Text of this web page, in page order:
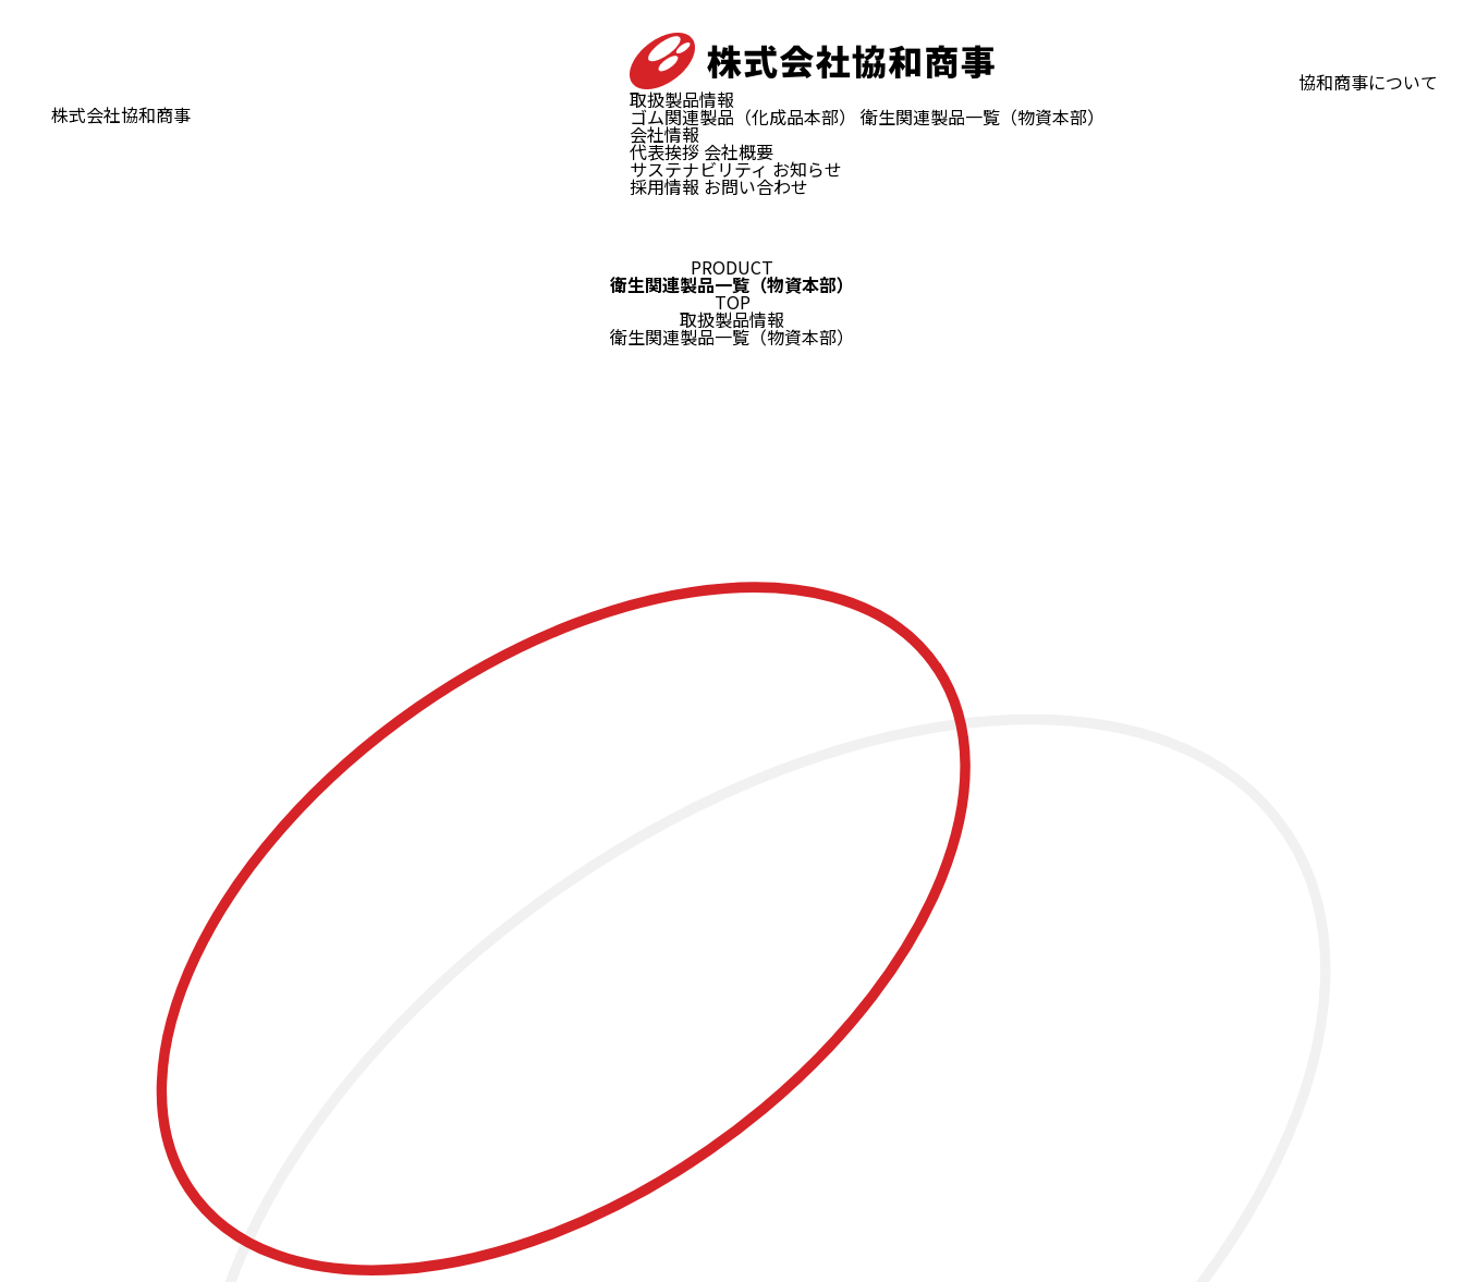
株式会社協和商事
協和商事について
取扱製品情報
ゴム関連製品（化成品本部） 衛生関連製品一覧（物資本部）
会社情報
代表挨拶 会社概要
サステナビリティ お知らせ
採用情報 お問い合わせ
PRODUCT
衛生関連製品一覧（物資本部）
TOP
取扱製品情報
衛生関連製品一覧（物資本部）